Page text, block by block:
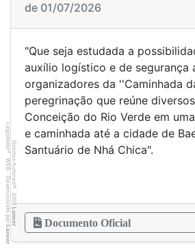
de 01/07/2026
"Que seja estudada a
auxílio logístico e de segurança
organizadores da ''Caminhada
peregrinação que reúne
Conceição do Rio Verde em
e caminhada até a cidade de
Santuário de Nhá Chica".
Documento Oficial
Direitos Autorais
©
2001
Lancer
Legislador
®
WEB - Desenvolvido por
Lancer